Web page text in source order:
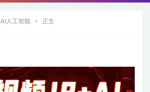
AI人工智能 正文